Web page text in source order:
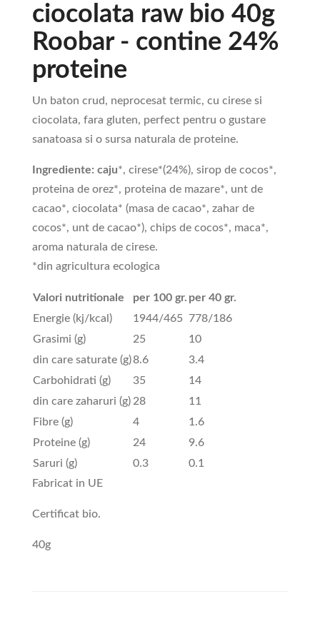
ciocolata raw bio 40g
Roobar - contine 24%
proteine
Un baton crud, neprocesat termic, cu cirese si
ciocolata, fara gluten, perfect pentru o gustare
sanatoasa si o sursa naturala de proteine.
Ingrediente: caju*, cirese*(24%), sirop de cocos*,
proteina de orez*, proteina de mazare*, unt de
cacao*, ciocolata* (masa de cacao*, zahar de
cocos*, unt de cacao*), chips de cocos*, maca*,
aroma naturala de cirese.
*din agricultura ecologica
Valori nutritionale per 100 gr. per 40 gr.
Energie (kj/kcal)
1944/465 778/186
Grasimi (g)
25
10
din care saturate (g)8.6
3.4
Carbohidrati (g)
35
14
din care zaharuri (g) 28
11
Fibre (g)
4
1.6
Proteine (g)
24
9.6
Saruri (g)
0.3
0.1
Fabricat in UE
Certificat bio.
40g